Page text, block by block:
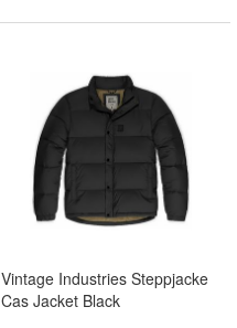
Vintage Industries Steppjacke
Cas Jacket Black